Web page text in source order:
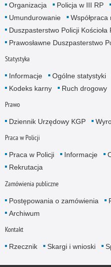
Organizacja
Policja w III RP
Umundurowanie
Duszpasterstwo Policji
Prawosławne Duszpasterstwo
Statystyka
Informacje Ogólne statystyki
Kodeks karny
Ruch drogowy
Prawo
Dziennik Urzędowy KGP
Praca w Policji
Praca w Policji Informacje
Rekrutacja
Zamówienia publiczne
Postępowania o zamówienia
Archiwum
Kontakt
Rzecznik Skargi i wnioski